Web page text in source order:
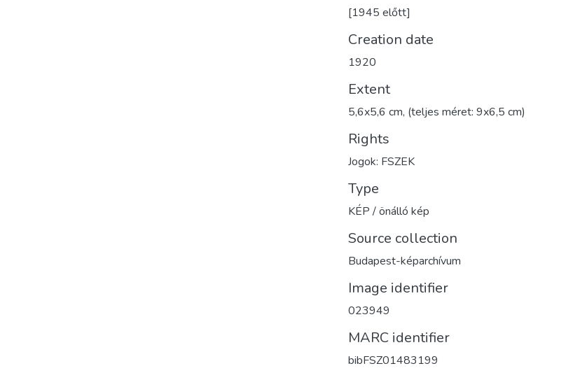
[1945 előtt]
Creation date
1920
Extent
5,6x5,6 cm, (teljes méret: 9x6,5 cm)
Rights
Jogok: FSZEK
Type
KÉP / önálló kép
Source collection
Budapest-képarchívum
Image identifier
023949
MARC identifier
bibFSZ01483199